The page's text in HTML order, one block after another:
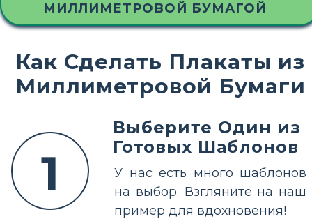
МИЛЛИМЕТРОВОЙ БУМАГОЙ
Как Сделать Плакаты из
Миллиметровой Бумаги
1
Выберите Один из
Готовых Шаблонов
У нас есть много шаблонов
на выбор. Взгляните на наш
пример для вдохновения!